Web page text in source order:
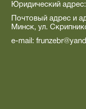
Юридический
Почтовый адрес и
Минск, ул.
e-mail: